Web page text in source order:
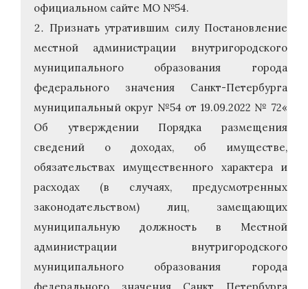
официальном сайте МО №54.
Признать утратившим силу Постановление
местной администрации внутригородского
муниципального образования города
федерального значения Санкт-Петербурга
муниципальный округ №54 от 19.09.2022 № 72«
Об утверждении Порядка размещения
сведений о доходах, об имуществе,
обязательствах имущественного характера и
расходах (в случаях, предусмотренных
законодательством) лиц, замещающих
муниципальную должность в Местной
администрации внутригородского
муниципального образования города